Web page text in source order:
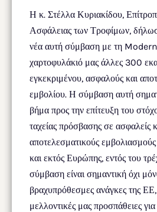
Η κ. Στέλλα Κυριακίδου,
Ασφάλειας των Τροφίμων,
νέα αυτή σύμβαση με τη
χαρτοφυλάκιό μας άλλες 300
εγκεκριμένου, ασφαλούς και
εμβολίου. Η σύμβαση αυτή
βήμα προς την επίτευξη του
ταχείας πρόσβασης σε ασφαλείς
αποτελεσματικούς εμβολιασμούς
και εκτός Ευρώπης, εντός του
σύμβαση είναι σημαντική όχι
βραχυπρόθεσμες ανάγκες της ΕΕ,
μελλοντικές μας προσπάθειες